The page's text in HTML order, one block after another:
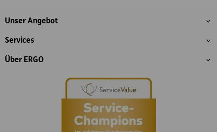
Inhaltsübersicht
Unser Angebot
Services
Über ERGO